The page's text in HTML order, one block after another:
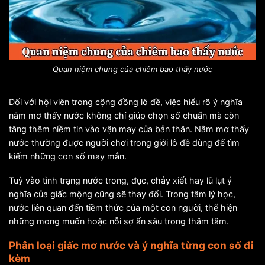
Quan niệm chung của chiêm bao thấy nước
Đối với hội viên trong cộng đồng lô đề, việc hiểu rõ ý nghĩa
nằm mơ thấy nước không chỉ giúp chọn số chuẩn mà còn
tăng thêm niềm tin vào vận may của bản thân. Nằm mơ thấy
nước thường được người chơi trong giới lô đề dùng để tìm
kiếm những con số may mắn.
Tuỳ vào tình trạng nước trong, đục, chảy xiết hay lũ lụt ý
nghĩa của giấc mộng cũng sẽ thay đổi. Trong tâm lý học,
nước liên quan đến tiềm thức của một con người, thể hiện
những mong muốn hoặc nỗi sợ ẩn sâu trong thâm tâm.
Phân loại giấc mơ nước và ý nghĩa từng con số đi
kèm